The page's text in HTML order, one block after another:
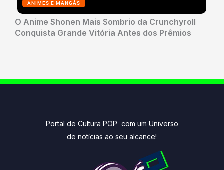
ANIMES E MANGÁS
O Anime Shonen Mais Sombrio da Crunchyroll
Conquista Grande Vitória Antes dos Prêmios
Portal de Cultura POP com um Universo
de notícias ao seu alcance!